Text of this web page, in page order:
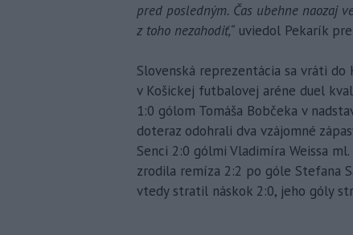
pred posledným. Čas ubehne naozaj
z toho nezahodiť,“ uviedol Pekarík
Slovenská reprezentácia sa vráti
v Košickej futbalovej aréne duel
1:0 gólom Tomáša Bobčeka v
doteraz odohrali dva vzájomné
Senci 2:0 gólmi Vladimíra Weissa
zrodila remíza 2:2 po góle Stefana
vtedy stratil náskok 2:0, jeho góly